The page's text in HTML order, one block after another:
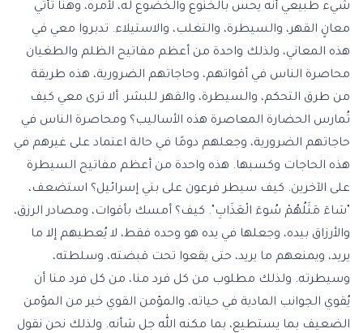
شيء طبيعي أنه يحس بالخنوع والخضوع له، لأمره، وهنا تأتي
معانٍ القهر، والسيطرة، والتغلب، والاستيلاء. تدبروا معي في
هذه المعاني، ولذلك واحدة من أعظم مفاتيح الظلم والطغيان
محاصرة الناس في أقواتهم، وحاجاتهم الضرورية، هذه طريقة
من طرق التحكم، والسيطرة، والقهر للبشر. ألا ترى معي كيف
تُمارس الحضارة المعاصرة هذه الأساليب؟ ومحاصرة الناس في
حاجاتهم الضرورية، وجعلهم دومًا في حالة اعتماد على غيرهم في
هذه الحاجات وكسبها. هذه واحدة من أعظم مفاتيح السيطرة
على الآخرين. كيف سيطر فرعون على بني إسرائيل؟ استضعف،
"سَاءَ مَثَلُهُمْ سُوءَ الْعَذَابِ". كيف؟ أمسك بأقوات، ومصادر الرزق،
والأرزاق بيده، وجعلها في يده هو وحده فقط، لا يُعطيهم إلا ما
يريد، ويمنعهم ما يريد، حتى يقعوا تحت قبضته، وسلطته،
وسيطرته. ولذلك مطلوب من كل فرد منا، من كل فرد منا أن
يُقوي الجوانب المادية في حياته، والمؤمن القوي خير من المؤمن
الضعيف بما يستطيع، بما مكنه الله جل شأنه. ولذلك نحن نقول